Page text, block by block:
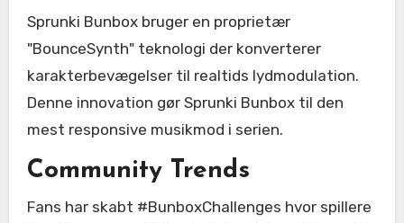
Sprunki Bunbox bruger en proprietær
"BounceSynth" teknologi der konverterer
karakterbevægelser til realtids lydmodulation.
Denne innovation gør Sprunki Bunbox til den
mest responsive musikmod i serien.
Community Trends
Fans har skabt #BunboxChallenges hvor spillere